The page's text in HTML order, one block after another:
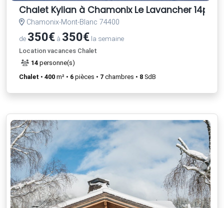
Chalet Kylian à Chamonix Le Lavancher
Chamonix-Mont-Blanc 74400
de 350€ à 350€ la semaine
Location vacances Chalet
14 personne(s)
Chalet • 400 m² • 6 pièces • 7 chambres • 8 SdB